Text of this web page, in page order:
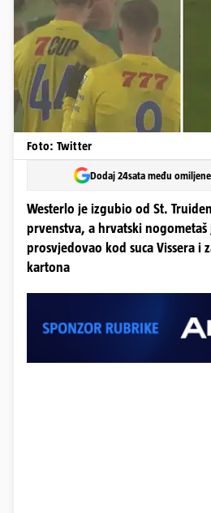
Foto: Twitter
Dodaj 24sata među
Westerlo je izgubio od St.
prvenstva, a hrvatski
prosvjedovao kod suca Vissera i
kartona